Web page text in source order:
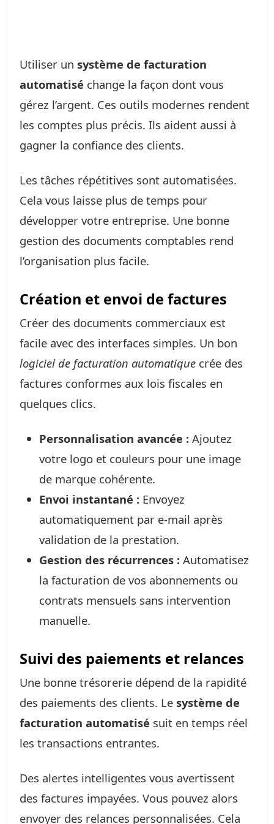
Utiliser un système de facturation
automatisé change la façon dont vous
gérez l’argent. Ces outils modernes rendent
les comptes plus précis. Ils aident aussi à
gagner la confiance des clients.
Les tâches répétitives sont automatisées.
Cela vous laisse plus de temps pour
développer votre entreprise. Une bonne
gestion des documents comptables rend
l’organisation plus facile.
Création et envoi de factures
Créer des documents commerciaux est
facile avec des interfaces simples. Un bon
logiciel de facturation automatique crée des
factures conformes aux lois fiscales en
quelques clics.
Personnalisation avancée : Ajoutez
votre logo et couleurs pour une image
de marque cohérente.
Envoi instantané : Envoyez
automatiquement par e-mail après
validation de la prestation.
Gestion des récurrences : Automatisez
la facturation de vos abonnements ou
contrats mensuels sans intervention
manuelle.
Suivi des paiements et relances
Une bonne trésorerie dépend de la rapidité
des paiements des clients. Le système de
facturation automatisé suit en temps réel
les transactions entrantes.
Des alertes intelligentes vous avertissent
des factures impayées. Vous pouvez alors
envoyer des relances personnalisées. Cela